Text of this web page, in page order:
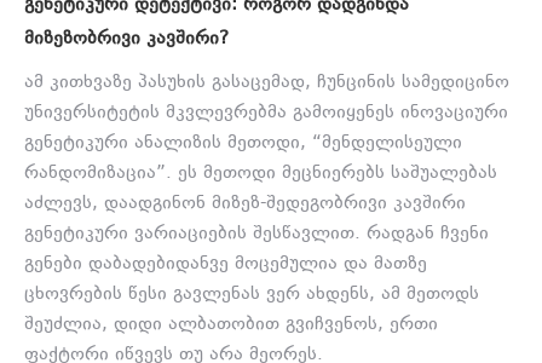
ᲛᲘᲖᲔᲖᲝᲑᲠᲘᲕᲘ ᲙᲐᲕᲨᲘᲠᲘ?
ამ კითხვაზე პასუხის გასაცემად, ჩუნცინის სამედიცინო
უნივერსიტეტის მკვლევრებმა გამოიყენეს ინოვაციური
გენეტიკური ანალიზის მეთოდი, “მენდელისეული
რანდომიზაცია”. ეს მეთოდი მეცნიერებს საშუალებას
აძლევს, დაადგინონ მიზეზ-შედეგობრივი კავშირი
გენეტიკური ვარიაციების შესწავლით. რადგან ჩვენი
გენები დაბადებიდანვე მოცემულია და მათზე
ცხოვრების წესი გავლენას ვერ ახდენს, ამ მეთოდს
შეუძლია, დიდი ალბათობით გვიჩვენოს, ერთი
ფაქტორი იწვევს თუ არა მეორეს.